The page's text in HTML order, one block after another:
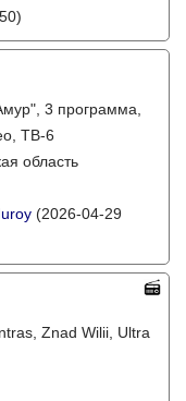
3 программа,
ТВ-6
область
(2026-04-29
Znad Wilii, Ultra